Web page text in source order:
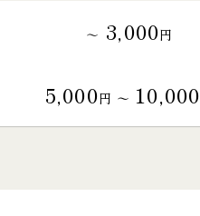
～ 3,000円
5,000円 〜 10,000